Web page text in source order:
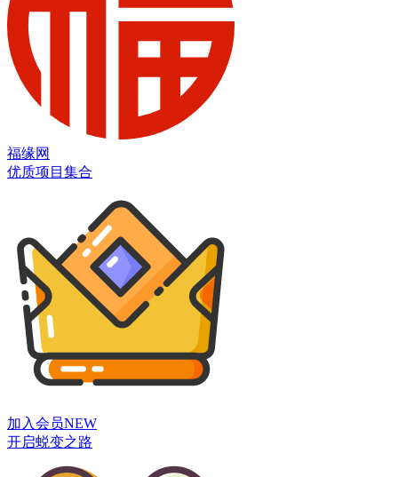
福缘网
优质项目集合
加入会员NEW
开启蜕变之路